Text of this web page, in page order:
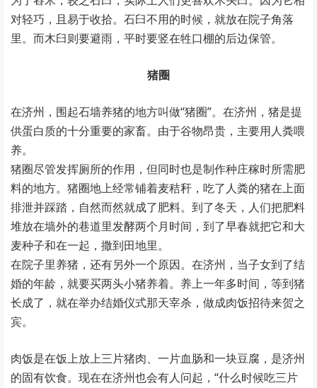
对轻巧，且易于收拾。石臼不用的时候，就放在院子角落
里。而木臼则要避雨，平时要竖在牲口棚的后边保管。
猪圈
在济州，围起石墙养猪的地方叫做“猪圈”。在济州，猪是提
供蛋白质的十分重要的家畜。由于谷物昂贵，主要用人粪喂
养。
猪圈尽管发挥厕所的作用，但同时也是制作种庄稼时所需肥
料的地方。猪圈地上经常铺着麦秸秆，吃了人粪的猪在上面
排泄并踩踏，自然而然就成了肥料。到了冬天，人们把肥料
堆放在墙外的巷道里发酵两个月时间，到了早春就把它和大
麦种子和在一起，撒到田地里。
在院子里养猪，还有另外一个原因。在济州，当子女到了结
婚的年龄，就要买两头小猪养着。养上一年多时间，等到猪
长成了，就在举办结婚仪式那天宰杀，做成肉饭招待来贺之
宾。
肉饭是在饭上放上三片猪肉、一片血肠和一块豆腐，是济州
的固有饮食。现在在济州也会有人问起，“什么时候吃三片